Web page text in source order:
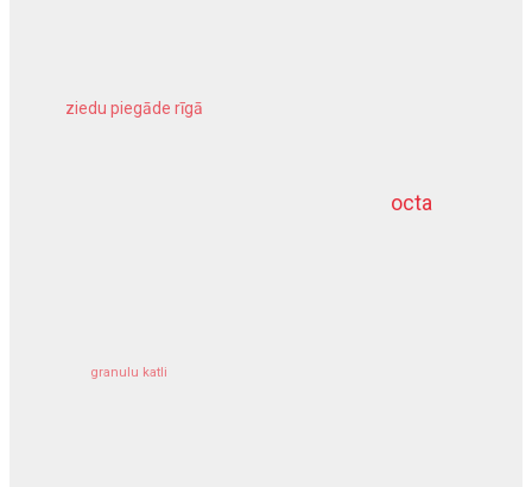
octa
ziedu piegāde rīgā
granulu katli
dziļurbums